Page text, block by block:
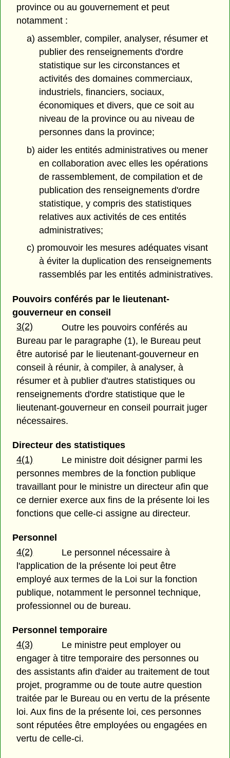
province ou au gouvernement et peut
notamment :
a) assembler, compiler, analyser, résumer et
publier des renseignements d'ordre
statistique sur les circonstances et
activités des domaines commerciaux,
industriels, financiers, sociaux,
économiques et divers, que ce soit au
niveau de la province ou au niveau de
personnes dans la province;
b) aider les entités administratives ou mener
en collaboration avec elles les opérations
de rassemblement, de compilation et de
publication des renseignements d'ordre
statistique, y compris des statistiques
relatives aux activités de ces entités
administratives;
c) promouvoir les mesures adéquates visant
à éviter la duplication des renseignements
rassemblés par les entités administratives.
Pouvoirs conférés par le lieutenant-
gouverneur en conseil
3(2)
Outre les pouvoirs conférés au
Bureau par le paragraphe (1), le Bureau peut
être autorisé par le lieutenant-gouverneur en
conseil à réunir, à compiler, à analyser, à
résumer et à publier d'autres statistiques ou
renseignements d'ordre statistique que le
lieutenant-gouverneur en conseil pourrait juger
nécessaires.
Directeur des statistiques
4(1)
Le ministre doit désigner parmi les
personnes membres de la fonction publique
travaillant pour le ministre un directeur afin que
ce dernier exerce aux fins de la présente loi les
fonctions que celle-ci assigne au directeur.
Personnel
4(2)
Le personnel nécessaire à
l'application de la présente loi peut être
employé aux termes de la Loi sur la fonction
publique, notamment le personnel technique,
professionnel ou de bureau.
Personnel temporaire
4(3)
Le ministre peut employer ou
engager à titre temporaire des personnes ou
des assistants afin d'aider au traitement de tout
projet, programme ou de toute autre question
traitée par le Bureau ou en vertu de la présente
loi. Aux fins de la présente loi, ces personnes
sont réputées être employées ou engagées en
vertu de celle-ci.